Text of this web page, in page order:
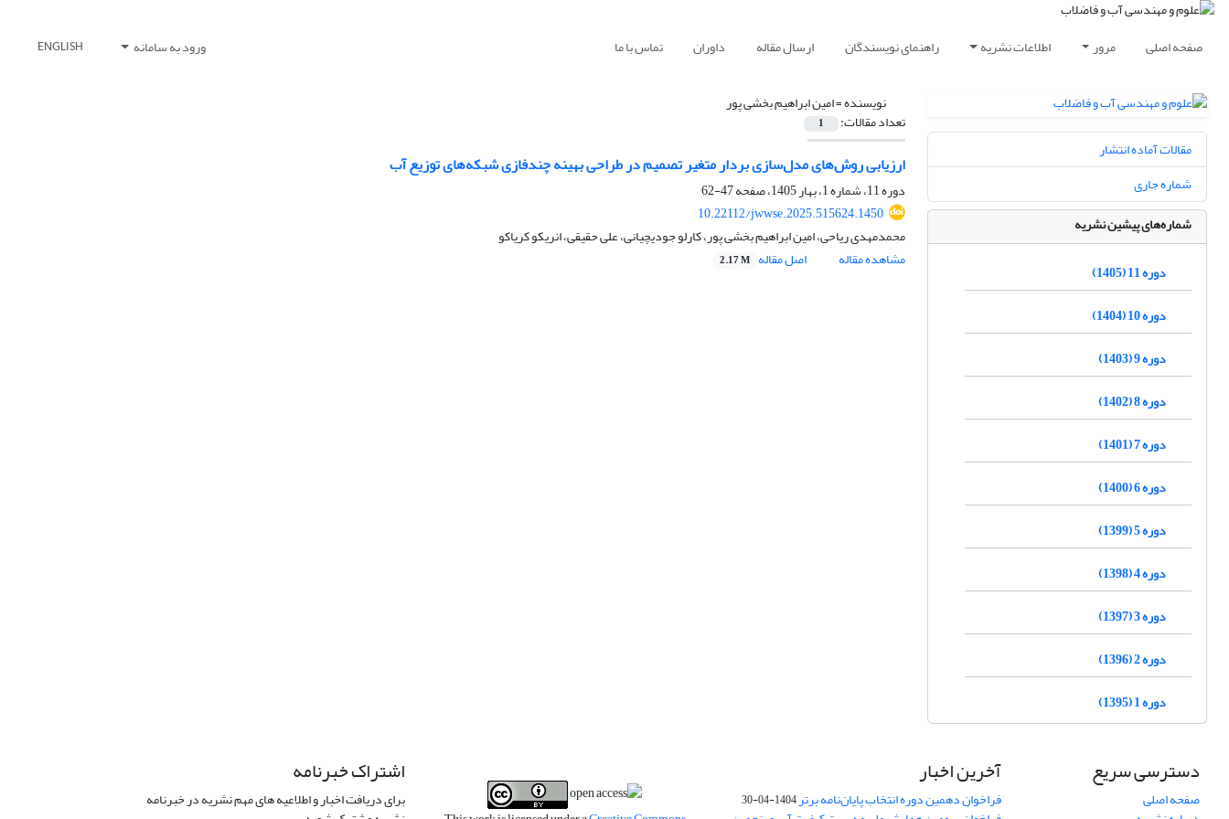
صفحه اصلی مرور اطلاعات نشریه راهنمای نویسندگان ارسال مقاله داوران تماس با ما ورود به سامانه ENGLISH
نویسنده =امین ابراهیم بخشی پور
تعداد مقالات: 1
ارزیابی روش‌های مدل‌سازی بردار متغیر تصمیمدر طراحی بهینهچندفازیشبکه‌های توزیع آب
دوره 11، شماره 1، بهار 1405، صفحه
47-62
10.22112/jwwse.2025.515624.1450
محمدمهدی ریاحی، امین ابراهیم بخشی پور، کارلو جودیچیانی، علی حقیقی، انریکو کریاکو
مشاهده مقاله
اصل مقاله 2.17 M
مقالات آماده انتشار
شماره جاری
شماره‌های پیشین نشریه
دوره 11 (1405)
دوره 10 (1404)
دوره 9 (1403)
دوره 8 (1402)
دوره 7 (1401)
دوره 6 (1400)
دوره 5 (1399)
دوره 4 (1398)
دوره 3 (1397)
دوره 2 (1396)
دوره 1 (1395)
دسترسی سریع
صفحه اصلی
آخرین اخبار
فراخوان دهمین دوره انتخاب پایان‌نامه برتر1404-04-30
اشتراک خبرنامه
برای دریافت اخبار و اطلاعیه های مهم نشریه در خبرنامه